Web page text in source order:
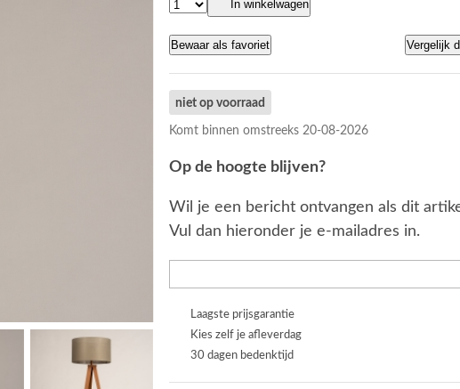
In winkelwagen
Bewaar als favoriet Vergelijk
niet op voorraad
Komt binnen omstreeks 20-08-2026
Op de hoogte blijven?
Wil je een bericht ontvangen als dit
Vul dan hieronder je e-mailadres in.
Laagste prijsgarantie
Kies zelf je afleverdag
30 dagen bedenktijd